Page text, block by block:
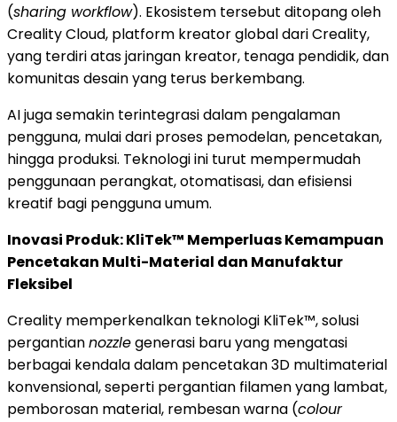
(sharing workflow). Ekosistem tersebut ditopang oleh
Creality Cloud, platform kreator global dari Creality,
yang terdiri atas jaringan kreator, tenaga pendidik, dan
komunitas desain yang terus berkembang.
AI juga semakin terintegrasi dalam pengalaman
pengguna, mulai dari proses pemodelan, pencetakan,
hingga produksi. Teknologi ini turut mempermudah
penggunaan perangkat, otomatisasi, dan efisiensi
kreatif bagi pengguna umum.
Inovasi Produk: KliTek™ Memperluas Kemampuan
Pencetakan Multi-Material dan Manufaktur
Fleksibel
Creality memperkenalkan teknologi KliTek™, solusi
pergantiannozzlegenerasi baru yang mengatasi
berbagai kendala dalam pencetakan 3D multimaterial
konvensional, seperti pergantian filamen yang lambat,
pemborosan material, rembesan warna (colour